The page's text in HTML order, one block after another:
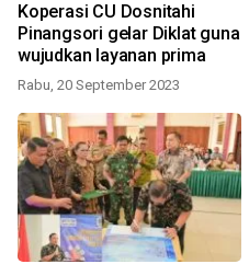
Koperasi CU Dosnitahi
Pinangsori gelar Diklat guna
wujudkan layanan prima
Rabu, 20 September 2023